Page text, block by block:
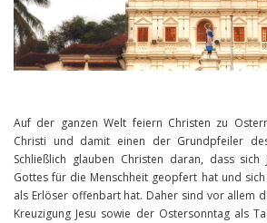
Auf der ganzen Welt feiern Christen zu
Christi und damit einen der Grundpfeiler
Schließlich glauben Christen daran, dass sich
Gottes für die Menschheit geopfert hat und
als Erlöser offenbart hat. Daher sind vor allem
Kreuzigung Jesu sowie der Ostersonntag als